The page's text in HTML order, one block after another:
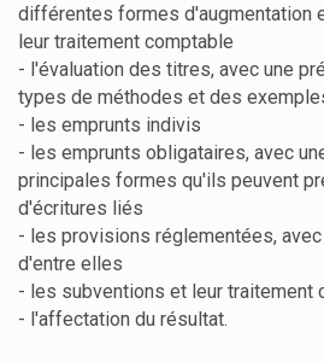
différentes formes d'augmentation
leur traitement comptable
- l'évaluation des titres, avec une
types de méthodes et des
- les emprunts indivis
- les emprunts obligataires, avec
principales formes qu'ils peuvent
d'écritures liés
- les provisions réglementées,
d'entre elles
- les subventions et leur traitement
- l'affectation du résultat.